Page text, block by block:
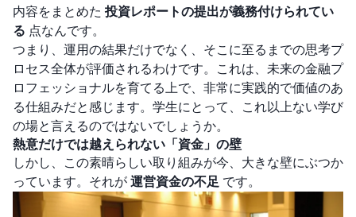
内容をまとめた 投資レポートの提出が義務付けられてい
る 点なんです。
つまり、運用の結果だけでなく、そこに至るまでの思考プ
ロセス全体が評価されるわけです。これは、未来の金融プ
ロフェッショナルを育てる上で、非常に実践的で価値のあ
る仕組みだと感じます。学生にとって、これ以上ない学び
の場と言えるのではないでしょうか。
熱意だけでは越えられない「資金」の壁
しかし、この素晴らしい取り組みが今、大きな壁にぶつか
っています。それが 運営資金の不足 です。